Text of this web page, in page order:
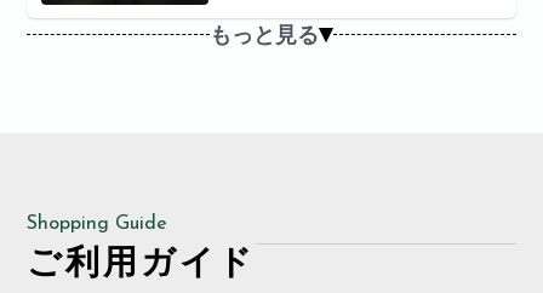
もっと見る
Shopping Guide
ご利用ガイド